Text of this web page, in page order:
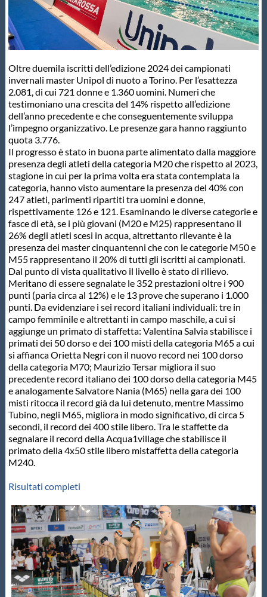
Formazione
Scuole Nuoto
Propaganda
Centri Federali
Area Legislativa
Protezione Civile
Qualità
Sostenibilità
Privacy
Cookie Policy
Archivio News
Flash News
Galleria fotografica
Videogallery
Intranet
Oltre duemila iscritti dell’edizione 2024 dei campionati
invernali master Unipol di nuoto a Torino. Per l’esattezza
2.081, di cui 721 donne e 1.360 uomini. Numeri che
testimoniano una crescita del 14% rispetto all’edizione
dell’anno precedente e che conseguentemente sviluppa
l’impegno organizzativo. Le presenze gara hanno raggiunto
quota 3.776.
Il progresso è stato in buona parte alimentato dalla maggiore
presenza degli atleti della categoria M20 che rispetto al 2023,
stagione in cui per la prima volta era stata contemplata la
categoria, hanno visto aumentare la presenza del 40% con
247 atleti, parimenti ripartiti tra uomini e donne,
rispettivamente 126 e 121. Esaminando le diverse categorie e
fasce di età, se i più giovani (M20 e M25) rappresentano il
26% degli atleti scesi in acqua, altrettanto rilevante è la
presenza dei master cinquantenni che con le categorie M50 e
M55 rappresentano il 20% di tutti gli iscritti ai campionati.
Dal punto di vista qualitativo il livello è stato di rilievo.
Meritano di essere segnalate le 352 prestazioni oltre i 900
punti (paria circa al 12%) e le 13 prove che superano i 1.000
punti. Da evidenziare i sei record italiani individuali: tre in
campo femminile e altrettanti in campo maschile, a cui si
aggiunge un primato di staffetta: Valentina Salvia stabilisce i
primati dei 50 dorso e dei 100 misti della categoria M65 a cui
si affianca Orietta Negri con il nuovo record nei 100 dorso
della categoria M70; Maurizio Tersar migliora il suo
precedente record italiano dei 100 dorso della categoria M45
e analogamente Salvatore Nania (M65) nella gara dei 100
misti ritocca il record già da lui detenuto, mentre Massimo
Tubino, negli M65, migliora in modo significativo, di circa 5
secondi, il record dei 400 stile libero. Tra le staffette da
segnalare il record della Acqua1village che stabilisce il
primato della 4x50 stile libero mistaffetta della categoria
M240.
Risultati completi